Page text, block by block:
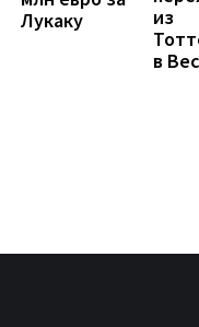
Лукаку
из
в